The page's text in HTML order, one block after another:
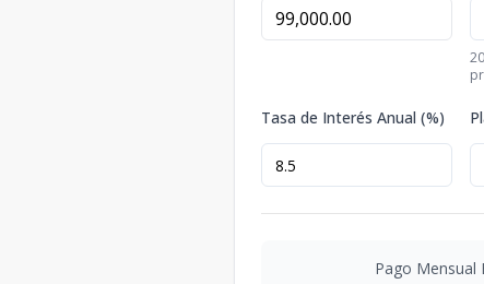
20
Tasa de Interés Anual (%)
Pago Mensual